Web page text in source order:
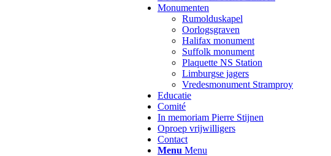
Monumenten
Rumolduskapel
Oorlogsgraven
Halifax monument
Suffolk monument
Plaquette NS Station
Limburgse jagers
Vredesmonument Stramproy
Educatie
Comité
In memoriam Pierre Stijnen
Oproep vrijwilligers
Contact
Menu Menu